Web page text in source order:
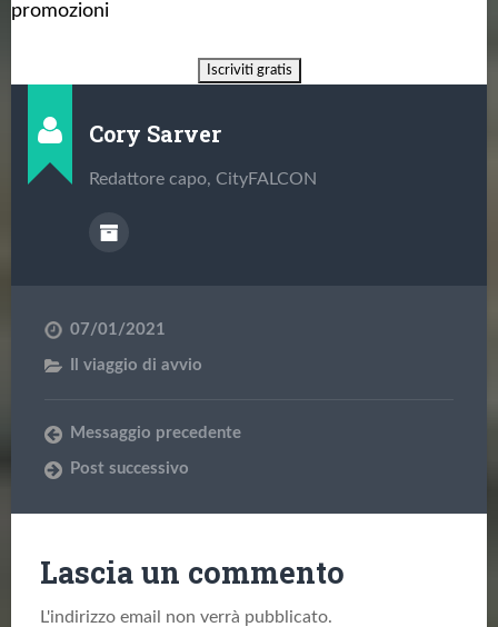
promozioni
Cory Sarver
Redattore capo, CityFALCON
07/01/2021
Il viaggio di avvio
Messaggio precedente
Post successivo
Lascia un commento
L'indirizzo email non verrà pubblicato.